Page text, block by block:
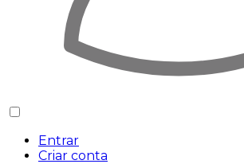
Entrar
Criar conta